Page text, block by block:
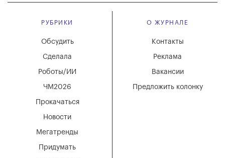
РУБРИКИ
Мегатренды
Придумать
Новости
Обсудить
Сделала
Роботы/ИИ
ЧМ2026
Прокачаться
О ЖУРНАЛЕ
Вакансии
Реклама
Контакты
Предложить колонку